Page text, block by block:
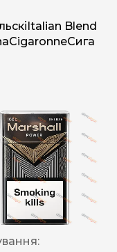
Italian Blend
CigaronneСига